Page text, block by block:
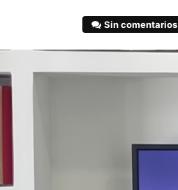
Sin comentarios